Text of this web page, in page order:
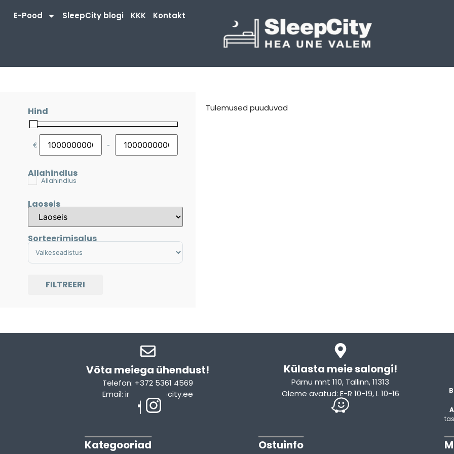
E-Pood SleepCity blogi KKK Kontakt
Hind
€ Minimum Price
-Maximum Price
Allahindlus
Allahindlus
Laoseis
Sorteerimisalus
Sort Products
FILTREERI
Tulemused puuduvad
Võta meiega ühendust!​
Telefon: +372 5361 4569
Email: info@sleepcity.ee
Külasta meie salongi!
Pärnu mnt 110, Tallinn, 11313
Oleme avatud: E-R 10-19, L 10-16
Kategooriad Ostuinfo